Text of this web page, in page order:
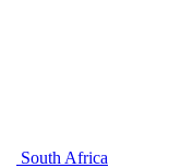
South Africa